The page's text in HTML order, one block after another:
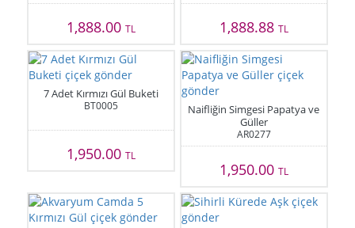
1,888.00TL 1,888.88 TL
7 Adet Kırmızı Gül Buketi
BT0005
1,950.00TL
Naifliğin Simgesi Papatya ve
Güller
AR0277
1,950.00 TL